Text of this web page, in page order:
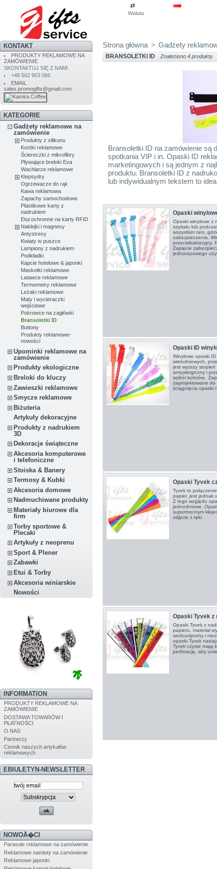
zł
Waluta
KONTAKT
PRODUKTY REKLAMOWE NA
ZAMÓWIENIE
SKONTAKTUJ SIĘ Z NAMI
+48 502 903 066
EMAIL
sales.promogifts@gmail.com
KATEGORIE
Gadżety reklamowe na
zamówienie
Produkty z silikonu
Kostki reklamowe
Ściereczki z mikrofibry
Pływające breloki Eva
Wachlarze reklamowe
Klepsydry
Ogrzewacze do rąk
Kawa reklamowa
Zapachy samochodowe
Plastikowe karty z
nadrukiem
Etui ochronne na karty RFID
Naklejki i magnesy
Antystresy
Kwiaty w puszce
Lampiony z nadrukiem
Podkładki
Kapcie hotelowe & japonki
Maskotki reklamowe
Latawce reklamowe
Termometry reklamowe
Leżaki reklamowe
Maty i wycieraczki
wejściowe
Pokrowce na zagłówki
Bransoletki ID
Buttony
Produkty reklamowe-
nowości
Upominki reklamowe na
zamówienie
Produkty ekologiczne
Breloki do kluczy
Zawieszki reklamowe
Smycze reklamowe
Biżuteria
Artykuły dekoracyjne
Produkty z nadrukiem
3D
Dekoracje świąteczne
Akcesoria komputerowe
i telefoniczne
Stoiska & Banery
Termosy & Kubki
Akcesoria domowe
Nadmuchiwane produkty
Materiały biurowe dla
firm
Torby sportowe &
Plecaki
Artykuły z neoprenu
Sport & Plener
Zabawki
Etui & Torby
Akcesoria winiarskie
Nowości
INFORMATION
PRODUKTY REKLAMOWE NA
ZAMÓWIENIE
DOSTAWA TOWARÓW I
PŁATNOŚCI
O NAS
Partnerzy
Cennik naszych artykułów
reklamowych
EBIULETYN-NEWSLETTER
NOWOÅ�CI
Parasole reklamowe na zamówienie
Reklamowe namioty na zamówienie
Reklamowe japonki
Strona główna > Gadżety
BRANSOLETKI ID Znaleziono 4 produkty.
Bransoletki ID na zamówienie są
spotkania VIP i in. Opaski ID
marketingowych i są jednym z
produktu. Bransoletki ID z
lub indywidualnym tekstem to
Opaski
Opaski winylowe z
szpitalu lub
wszystkim tam,
zabezpieczenia.
przeciwbakteryjny.
Zapięcie
jednorazowego
Opaski ID
Winylowe opaski
wielodniowych,
jest wyższy stopień
antyalergiczny i
wybór kolorów.
zaprojektowane
ściągnięcia opaski
Opaski Tyvek
Tyvek to
papier, jest jednak
Z tego względu
jednodniowe.
supermocnym
zdjęcie z ręki.
Opaski Tyvek z
Opaski Tyvek z
papieru, materiał
wodoodporny i
opaski Tyvek
Tyvek czyste mają
perforację, aby